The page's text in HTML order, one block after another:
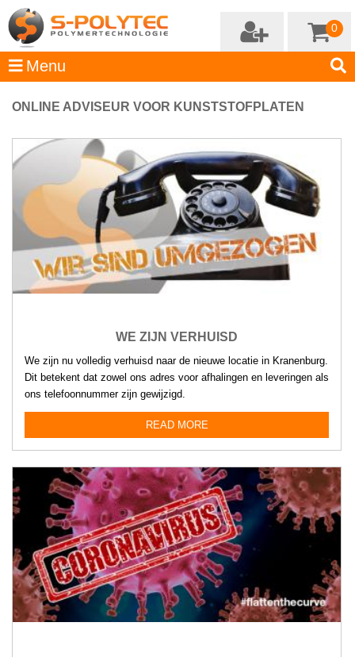
0
ONLINE ADVISEUR VOOR KUNSTSTOFPLATEN
WE ZIJN VERHUISD
We zijn nu volledig verhuisd naar de nieuwe locatie in Kranenburg.
Dit betekent dat zowel ons adres voor afhalingen en leveringen als
ons telefoonnummer zijn gewijzigd.
READ MORE